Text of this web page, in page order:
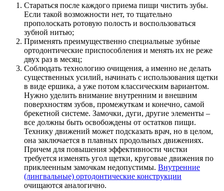
Стараться после каждого приема пищи чистить зубы.
Если такой возможности нет, то тщательно
прополоскать ротовую полость и воспользоваться
зубной нитью;
Применять преимущественно специальные зубные
ортодонтические приспособления и менять их не реже
двух раз в месяц;
Соблюдать технологию очищения, а именно не делать
существенных усилий, начинать с использования щетки
в виде ершика, а уже потом классическим вариантом.
Нужно уделить внимание внутренним и внешним
поверхностям зубов, промежуткам и конечно, самой
брекетной системе. Замочки, дуги, другие элементы –
все должны быть освобождены от остатков пищи.
Технику движений может подсказать врач, но в целом,
она заключается в плавных продольных движениях.
Причем для повышения эффективности чистки
требуется изменять угол щетки, круговые движения по
приклеенным замочкам недопустимы. Внутренние
(лингвальные) ортодонтические конструкции
очищаются аналогично.